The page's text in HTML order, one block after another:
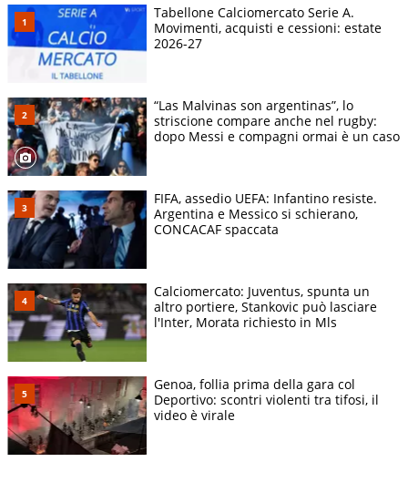
Tabellone Calciomercato Serie A.
Movimenti, acquisti e cessioni: estate
2026-27
“Las Malvinas son argentinas”, lo
striscione compare anche nel rugby:
dopo Messi e compagni ormai è un caso
FIFA, assedio UEFA: Infantino resiste.
Argentina e Messico si schierano,
CONCACAF spaccata
Calciomercato: Juventus, spunta un
altro portiere, Stankovic può lasciare
l'Inter, Morata richiesto in Mls
Genoa, follia prima della gara col
Deportivo: scontri violenti tra tifosi, il
video è virale